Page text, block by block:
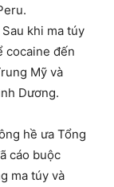
khi ma túy
cocaine đến
Mỹ và
Dương.
hề ưa Tổng
cáo buộc
ma túy và